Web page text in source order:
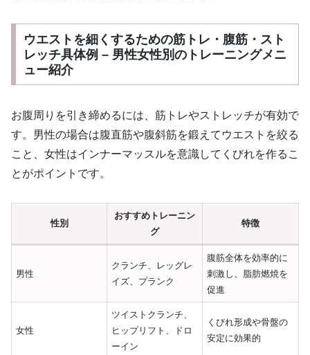
ウエストを細くするための筋トレ・腹筋・スト
レッチ具体例 – 男性女性別のトレーニングメニ
ュー紹介
お腹周りを引き締めるには、筋トレやストレッチが有効で
す。男性の場合は腹直筋や腹斜筋を鍛えてウエストを絞る
こと、女性はインナーマッスルを意識してくびれを作るこ
とがポイントです。
性別
おすすめトレーニン
グ
特徴
男性
クランチ、レッグレ
イズ、プランク
腹筋全体を効率的に
刺激し、脂肪燃焼を
促進
女性
ツイストクランチ、
ヒップリフト、ドロ
ーイン
くびれ形成や骨盤の
安定に効果的